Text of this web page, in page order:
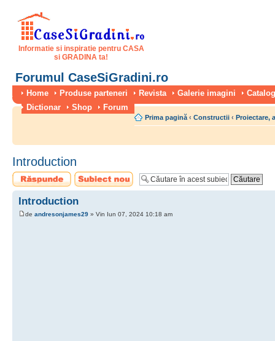
Informatie si inspiratie pentru CASA
si GRADINA ta!
Forumul CaseSiGradini.ro
Home Produse parteneri Revista Galerie imagini
Dictionar
Shop Forum
Prima pagină ‹ Constructii ‹ Proiectare,
Introduction
Scrie un răspuns
Scrie un subiect
nou
Introduction
de andresonjames29 » Vin Iun 07, 2024 10:18 am